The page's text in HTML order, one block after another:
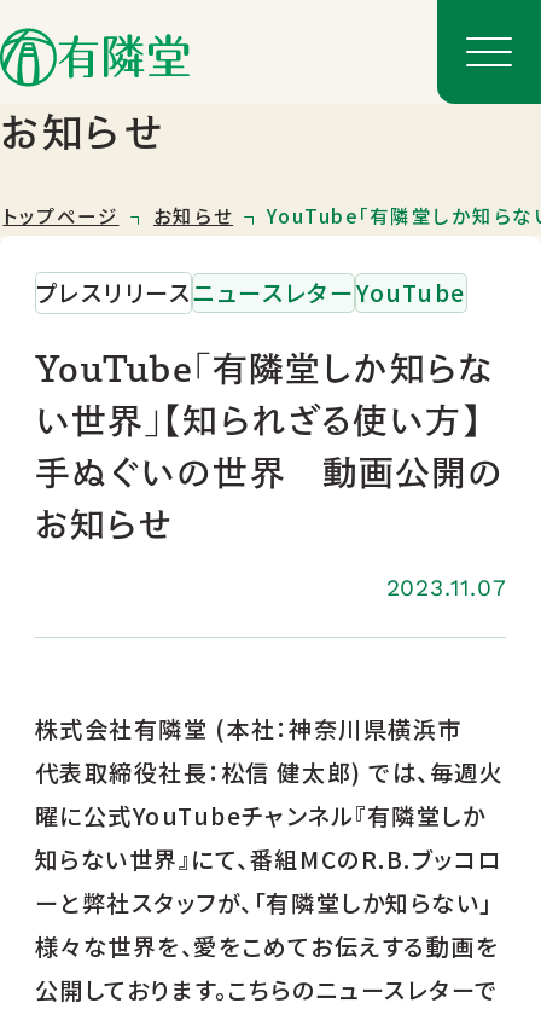
店舗一覧
店舗のご案内
お知らせ
トップページ お知らせ YouTube「有隣堂しか知らな
プレスリリースニュースレターYouTube
YouTube「有隣堂しか知らな
い世界」【知られざる使い方】
手ぬぐいの世界 動画公開の
お知らせ
2023.11.07
株式会社有隣堂 (本社：神奈川県横浜市
代表取締役社長：松信 健太郎) では、毎週火
曜に公式YouTubeチャンネル『有隣堂しか
知らない世界』にて、番組MCのR.B.ブッコロ
ーと弊社スタッフが、「有隣堂しか知らない」
様々な世界を、愛をこめてお伝えする動画を
公開しております。こちらのニュースレターで